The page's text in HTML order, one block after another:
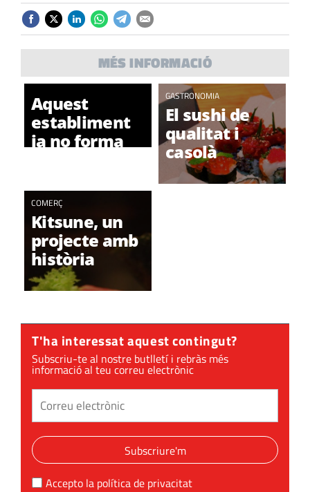
MÉS INFORMACIÓ
Aquest
establiment
ja no forma
comercial
GASTRONOMIA
El sushi de
qualitat i
casolà
COMERÇ
Kitsune, un
projecte amb
història
T'ha interessat aquest contingut?
Subscriu-te al nostre butlletí i rebràs més
informació al teu correu electrònic
Subscriure'm
Accepto la política de privacitat